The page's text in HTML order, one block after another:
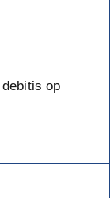
op